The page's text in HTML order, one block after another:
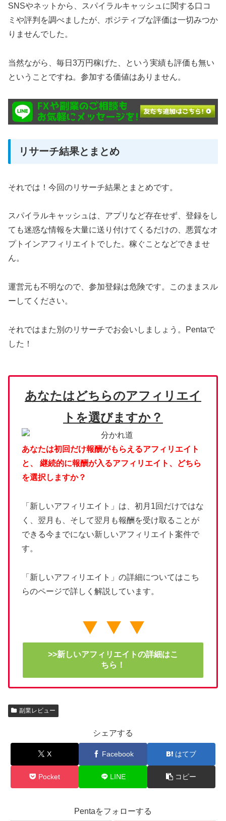
SNSやネットから、スパイラルキャッシュに関する口コ
ミや評判を調べましたが、ポジティブな評価は一切みつか
りませんでした。
当然ながら、毎日3万円稼げた、という実績も評価も無い
ということですね。参加する価値はありません。
リサーチ結果とまとめ
それでは！今回のリサーチ結果とまとめです。
スパイラルキャッシュは、アプリなど存在せず、登録をし
ても迷惑な情報を大量に送り付けてくるだけの、悪質なオ
プトインアフィリエイトでした。稼ぐことなどできませ
ん。
運営元も不明なので、参加登録は危険です。このままスル
ーしてください。
それではまた別のリサーチでお会いしましょう。Pentaで
した！
あなたはどちらのアフィリエイ
トを選びますか？
あなたは初回だけ報酬がもらえるアフィリエイト
と、
継続的に報酬が入るアフィリエイト、どちら
を選択しますか？
「新しいアフィリエイト」は、初月1回だけではな
く、翌月も、そして翌月も報酬を受け取ることが
できる今までにない新しいアフィリエイト案件で
す。
「新しいアフィリエイト」の詳細についてはこち
らのページで詳しく解説しています。
>>新しいアフィリエイトの詳細はこ
ちら！
副業レビュー
シェアする
X Facebook はてブ
Pocket LINE コピー
Pentaをフォローする